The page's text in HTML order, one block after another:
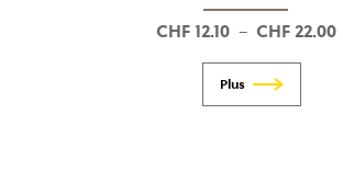
CHF12.10 – CHF22.00